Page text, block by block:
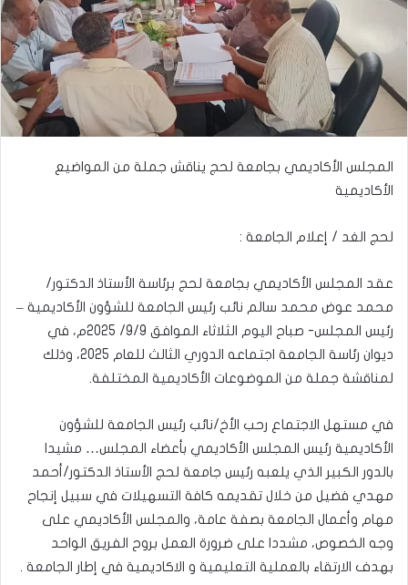
المجلس الأكاديمي بجامعة لحج يناقش جملة من المواضيع
الأكاديمية
لحج الغد / إعلام الجامعة :
عقد المجلس الأكاديمي بجامعة لحج برئاسة الأستاذ الدكتور/
محمد عوض محمد سالم نائب رئيس الجامعة للشؤون الأكاديمية –
رئيس المجلس- صباح اليوم الثلاثاء الموافق 9/9/ 2025م، في
ديوان رئاسة الجامعة اجتماعه الدوري الثالث للعام 2025، وذلك
لمناقشة جملة من الموضوعات الأكاديمية المختلفة.
في مستهل الاجتماع رحب الأخ/نائب رئيس الجامعة للشؤون
الأكاديمية رئيس المجلس الأكاديمي بأعضاء المجلس… مشيدا
بالدور الكبير الذي يلعبه رئيس جامعة لحج الأستاذ الدكتور/أحمد
مهدي فضيل من خلال تقديمه كافة التسهيلات في سبيل إنجاح
مهام وأعمال الجامعة بصفة عامة، والمجلس الأكاديمي على
وجه الخصوص، مشددا على ضرورة العمل بروح الفريق الواحد
بهدف الارتقاء بالعملية التعليمية و الاكاديمية في إطار الجامعة .